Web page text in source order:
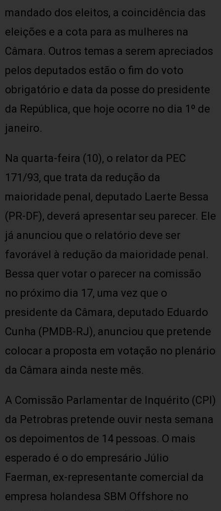
mandado dos eleitos, a coincidência das
eleições e a cota para as mulheres na
Câmara. Outros temas a serem apreciados
pelos deputados estão o fim do voto
obrigatório e data da posse do presidente
da República, que hoje ocorre no dia 1º de
janeiro.
Na quarta-feira (10), o relator da PEC
171/93, que trata da redução da
maioridade penal, deputado Laerte Bessa
(PR-DF), deverá apresentar seu parecer. Ele
já anunciou que o relatório deve ser
favorável à redução da maioridade penal.
Bessa quer votar o parecer na comissão
no próximo dia 17, uma vez que o
presidente da Câmara, deputado Eduardo
Cunha (PMDB-RJ), anunciou que pretende
colocar a proposta em votação no plenário
da Câmara ainda neste mês.
A Comissão Parlamentar de Inquérito (CPI)
da Petrobras pretende ouvir nesta semana
os depoimentos de 14 pessoas. O mais
esperado é o do empresário Júlio
Faerman, ex-representante comercial da
empresa holandesa SBM Offshore no